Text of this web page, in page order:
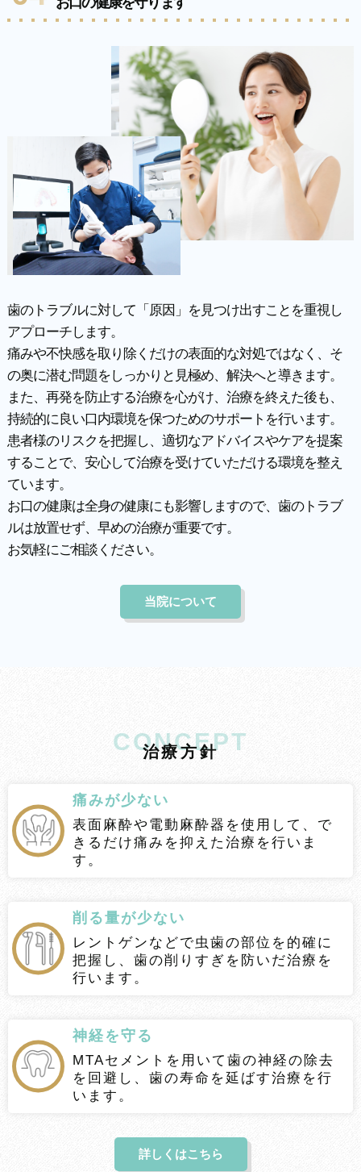
歯のトラブルに対して「原因」を見つけ出すことを重視し
アプローチします。
痛みや不快感を取り除くだけの表面的な対処ではなく、そ
の奥に潜む問題をしっかりと見極め、解決へと導きます。
また、再発を防止する治療を心がけ、治療を終えた後も、
持続的に良い口内環境を保つためのサポートを行います。
患者様のリスクを把握し、適切なアドバイスやケアを提案
することで、安心して治療を受けていただける環境を整え
ています。
お口の健康は全身の健康にも影響しますので、歯のトラブ
ルは放置せず、早めの治療が重要です。
お気軽にご相談ください。
当院について
治療方針
CONCEPT
痛みが少ない
表面麻酔や電動麻酔器を使用して、で
きるだけ痛みを抑えた治療を行いま
す。
削る量が少ない
レントゲンなどで虫歯の部位を的確に
把握し、歯の削りすぎを防いだ治療を
行います。
神経を守る
MTAセメントを用いて歯の神経の除去
を回避し、歯の寿命を延ばす治療を行
います。
詳しくはこちら